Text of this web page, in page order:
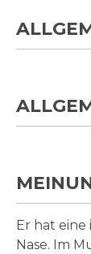
Er hat
Nase. Im